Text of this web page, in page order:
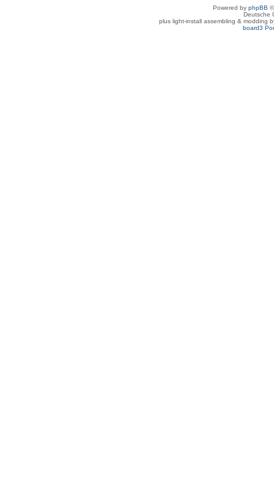
Powered by phpBB
Deutsche
plus light-install assembling & modding
board3